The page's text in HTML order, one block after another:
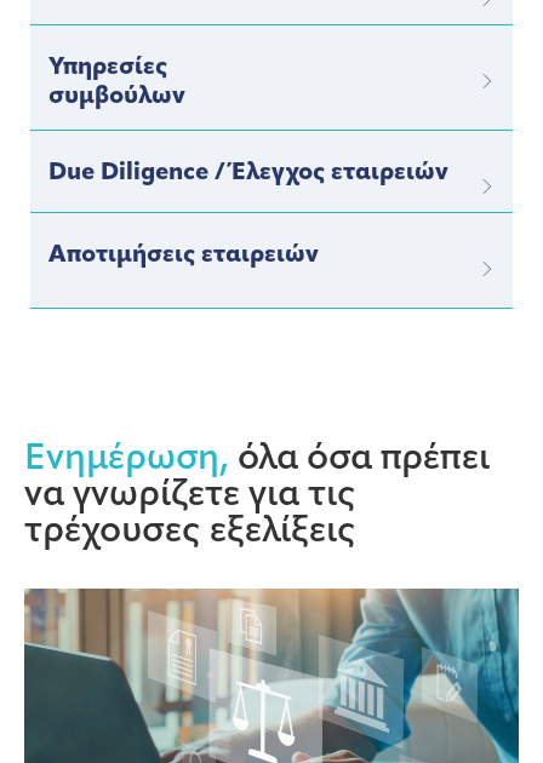
Υπηρεσίες
συμβούλων
Due Diligence / Έλεγχος εταιρειών
Αποτιμήσεις εταιρειών
Ενημέρωση, όλα όσα πρέπει
να γνωρίζετε για τις
τρέχουσες εξελίξεις